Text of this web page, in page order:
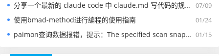
这里我们创建一个usercontext，用来保存用户的信息，同时
这里使用threadlocal来表示，示例代码如下：
package org.web.module.context;
07/09
分享一个最新的 claude code 中 claude.md 写代码的规约文件
01/24
使用bmad-method进行编程的使用指南
01/15
paimon查询数据报错，提示：The specified scan snapshotId 15845 is out of available snapshotId range [17875, 178